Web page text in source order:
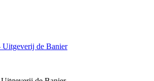
Uitgeverij de Banier